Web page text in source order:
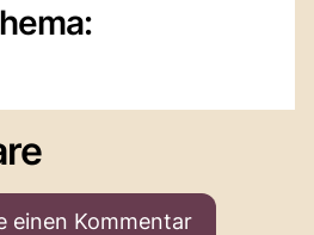
einen Kommentar